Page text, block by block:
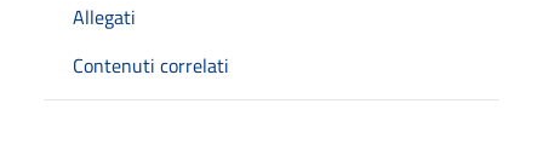
Allegati
Contenuti correlati